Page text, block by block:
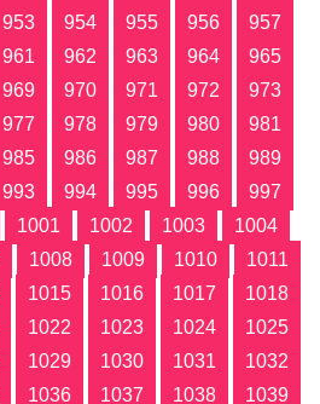
953 954 955 956
957
961 962 963 964
965
969 970 971 972
973
977 978 979 980
981
985 986 987 988
989
993 994 995 996
997
1001 1002 1003
1004
1008 1009 1010
1011
1015 1016 1017
1018
1022 1023 1024
1025
1029 1030 1031
1032
1036 1037 1038
1039